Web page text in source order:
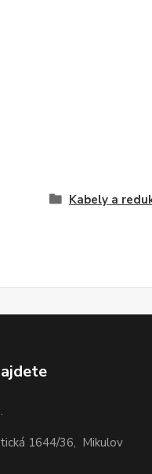
Kabely a
1644/36, Mikulov